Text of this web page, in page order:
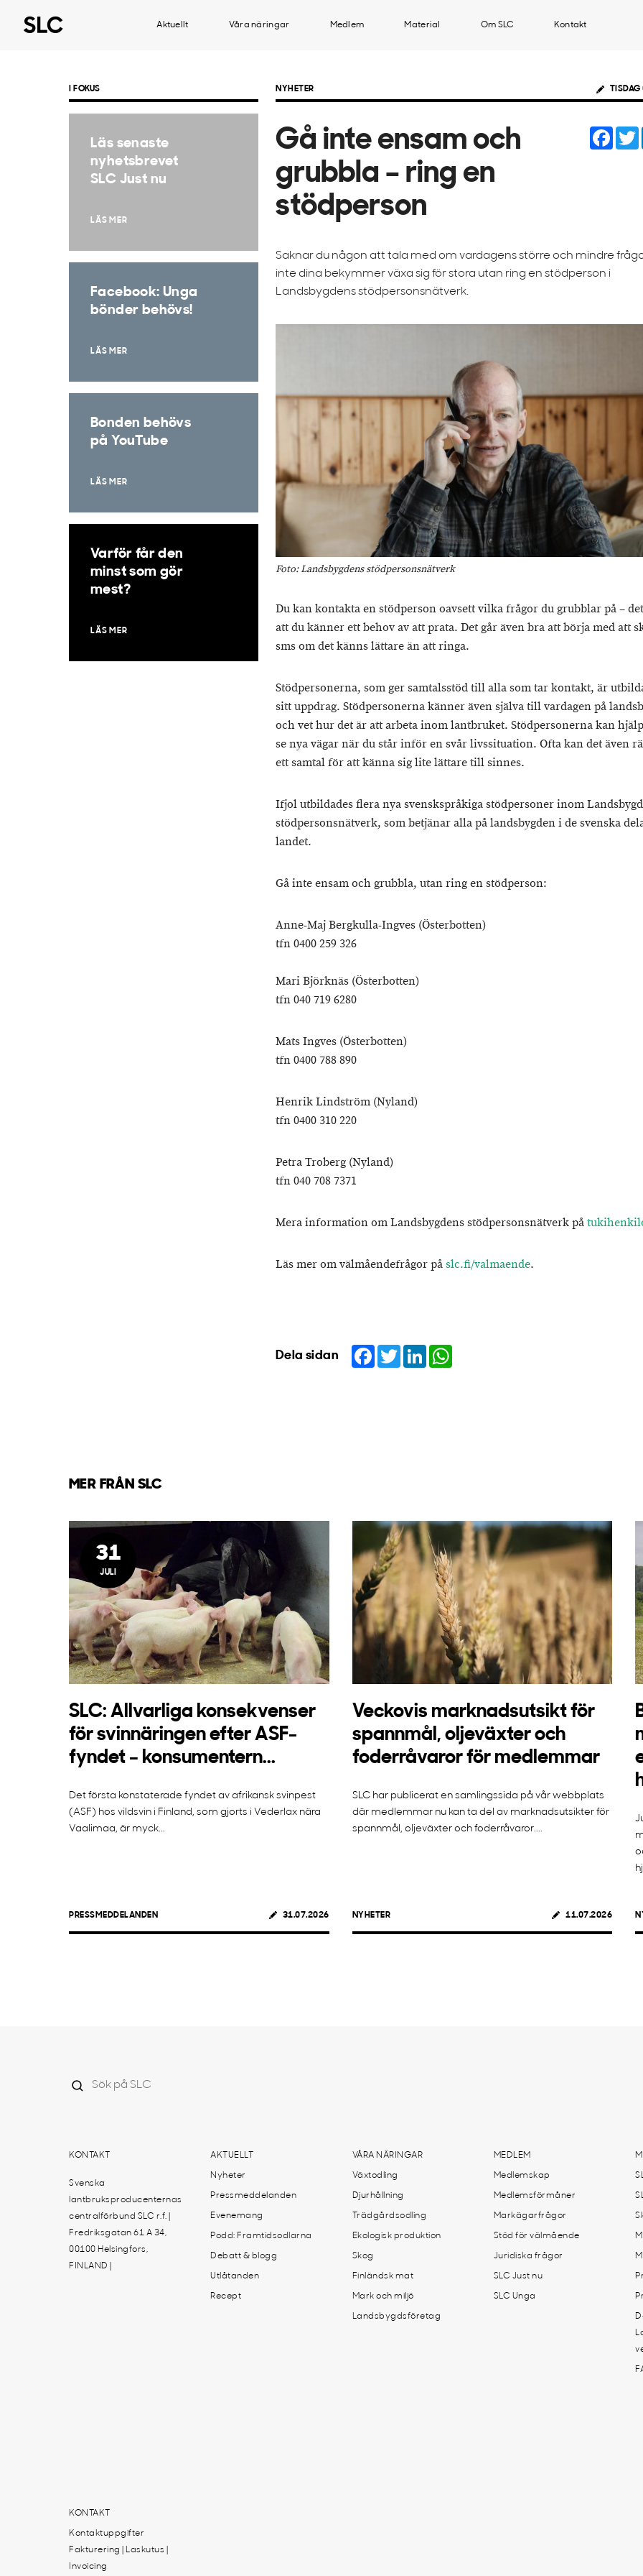
Aktuellt Våra näringar Medlem Material Om SLC Kontakt
NYHETER
Gå inte ensam och
grubbla – ring en
stödperson
Saknar du någon att tala med om vardagens större och mindre
inte dina bekymmer växa sig för stora utan ring en stödperson i
Landsbygdens stödpersonsnätverk.
Foto: Landsbygdens stödpersonsnätverk
Du kan kontakta en stödperson oavsett vilka frågor du grubblar på –
att du känner ett behov av att prata. Det går även bra att börja med att
sms om det känns lättare än att ringa.
Stödpersonerna, som ger samtalsstöd till alla som tar kontakt, är
sitt uppdrag. Stödpersonerna känner även själva till vardagen på
och vet hur det är att arbeta inom lantbruket. Stödpersonerna kan
se nya vägar när du står inför en svår livssituation. Ofta kan det även
ett samtal för att känna sig lite lättare till sinnes.
Ifjol utbildades flera nya svenskspråkiga stödpersoner inom
stödpersonsnätverk, som betjänar alla på landsbygden i de svenska
landet.
Gå inte ensam och grubbla, utan ring en stödperson:
Anne-Maj Bergkulla-Ingves (Österbotten)
tfn 0400 259 326
Mari Björknäs (Österbotten)
tfn 040 719 6280
Mats Ingves (Österbotten)
tfn 0400 788 890
Henrik Lindström (Nyland)
tfn 0400 310 220
Petra Troberg (Nyland)
tfn 040 708 7371
Mera information om Landsbygdens stödpersonsnätverk på
Läs mer om välmåendefrågor påslc.fi/valmaende.
Dela sidan Facebook
TwitterLinkedIn
I FOKUS
Läs senaste
nyhetsbrevet
SLC Just nu
LÄS MER
Facebook: Unga
bönder behövs!
LÄS MER
Bonden behövs
på YouTube
LÄS MER
Varför får den
minst som gör
mest?
LÄS MER
MER FRÅN SLC
31
JULI
SLC: Allvarliga konsekvenser
för svinnäringen efter ASF-
fyndet – konsumentern...
Det första konstaterade fyndet av afrikansk svinpest
(ASF) hos vildsvin i Finland, som gjorts i Vederlax nära
Vaalimaa, är myck...
PRESSMEDDELANDEN 31.07.2026
Veckovis marknadsutsikt för
spannmål, oljeväxter och
foderråvaror för medlemmar
SLC har publicerat en samlingssida på vår webbplats
där medlemmar nu kan ta del av marknadsutsikter för
spannmål, oljeväxter och foderråvaror....
NYHETER 11.07.2026
KONTAKT
Svenska
lantbruksproducenternas
centralförbund SLC r.f. |
Fredriksgatan 61 A 34,
00100 Helsingfors,
FINLAND |
AKTUELLT
Nyheter
Pressmeddelanden
Evenemang
Podd: Framtidsodlarna
Debatt & blogg
Utlåtanden
Recept
VÅRA NÄRINGAR
Växtodling
Djurhållning
Trädgårdsodling
Ekologisk produktion
Skog
Finländsk mat
Mark och miljö
Landsbygdsföretag
MEDLEM
Medlemskap
Medlemsförmåner
Markägarfrågor
Stöd för välmående
Juridiska frågor
SLC Just nu
SLC Unga
KONTAKT
Kontaktuppgifter
Fakturering | Laskutus |
Invoicing